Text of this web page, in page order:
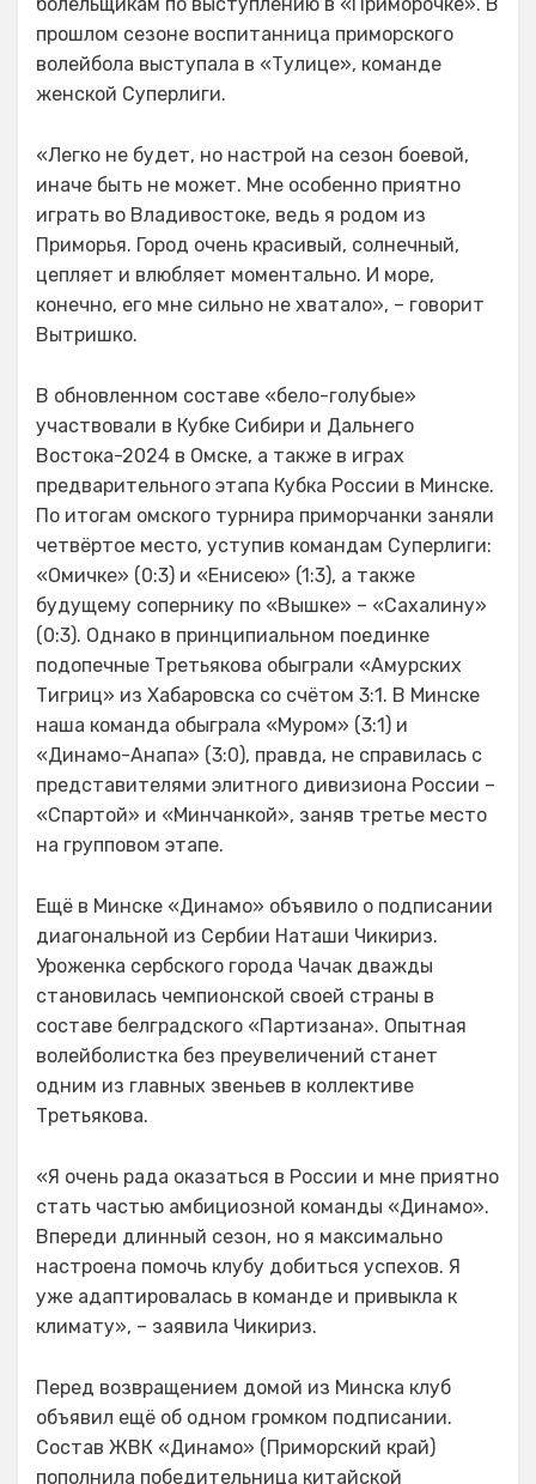
прошлом сезоне воспитанница приморского
волейбола выступала в «Тулице», команде
женской Суперлиги.
«Легко не будет, но настрой на сезон боевой,
иначе быть не может. Мне особенно приятно
играть во Владивостоке, ведь я родом из
Приморья. Город очень красивый, солнечный,
цепляет и влюбляет моментально. И море,
конечно, его мне сильно не хватало», – говорит
Вытришко.
В обновленном составе «бело-голубые»
участвовали в Кубке Сибири и Дальнего
Востока-2024 в Омске, а также в играх
предварительного этапа Кубка России в Минске.
По итогам омского турнира приморчанки заняли
четвёртое место, уступив командам Суперлиги:
«Омичке» (0:3) и «Енисею» (1:3), а также
будущему сопернику по «Вышке» – «Сахалину»
(0:3). Однако в принципиальном поединке
подопечные Третьякова обыграли «Амурских
Тигриц» из Хабаровска со счётом 3:1. В Минске
наша команда обыграла «Муром» (3:1) и
«Динамо-Анапа» (3:0), правда, не справилась с
представителями элитного дивизиона России –
«Спартой» и «Минчанкой», заняв третье место
на групповом этапе.
Ещё в Минске «Динамо» объявило о подписании
диагональной из Сербии Наташи Чикириз.
Уроженка сербского города Чачак дважды
становилась чемпионской своей страны в
составе белградского «Партизана». Опытная
волейболистка без преувеличений станет
одним из главных звеньев в коллективе
Третьякова.
«Я очень рада оказаться в России и мне приятно
стать частью амбициозной команды «Динамо».
Впереди длинный сезон, но я максимально
настроена помочь клубу добиться успехов. Я
уже адаптировалась в команде и привыкла к
климату», – заявила Чикириз.
Перед возвращением домой из Минска клуб
объявил ещё об одном громком подписании.
Состав ЖВК «Динамо» (Приморский край)
пополнила победительница китайской